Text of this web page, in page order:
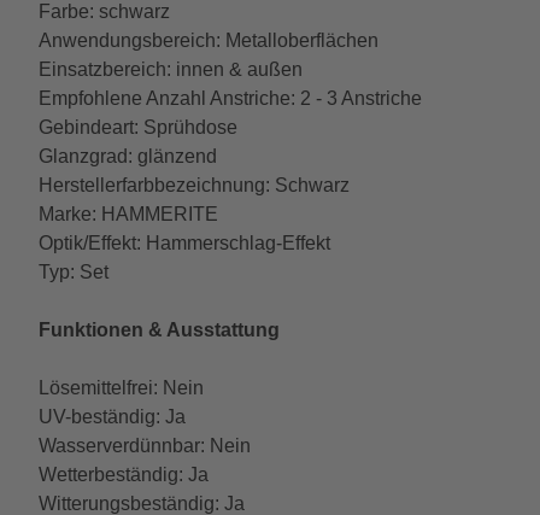
Farbe: schwarz
Anwendungsbereich: Metalloberflächen
Einsatzbereich: innen & außen
Empfohlene Anzahl Anstriche: 2 - 3 Anstriche
Gebindeart: Sprühdose
Glanzgrad: glänzend
Herstellerfarbbezeichnung: Schwarz
Marke: HAMMERITE
Optik/Effekt: Hammerschlag-Effekt
Typ: Set
Funktionen & Ausstattung
Lösemittelfrei: Nein
UV-beständig: Ja
Wasserverdünnbar: Nein
Wetterbeständig: Ja
Witterungsbeständig: Ja